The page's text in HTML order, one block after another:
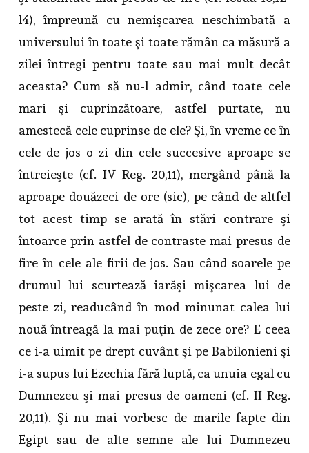
l4), împreună cu nemişcarea neschimbată a
universului în toate şi toate rămân ca măsură a
zilei întregi pentru toate sau mai mult decât
aceasta? Cum să nu-l admir, când toate cele
mari şi cuprinzătoare, astfel purtate, nu
amestecă cele cuprinse de ele? Şi, în vreme ce în
cele de jos o zi din cele succesive aproape se
întreieşte (cf. IV Reg. 20,11), mergând până la
aproape douăzeci de ore (sic), pe când de altfel
tot acest timp se arată în stări contrare şi
întoarce prin astfel de contraste mai presus de
fire în cele ale firii de jos. Sau când soarele pe
drumul lui scurtează iarăşi mişcarea lui de
peste zi, readucând în mod minunat calea lui
nouă întreagă la mai puţin de zece ore? E ceea
ce i-a uimit pe drept cuvânt şi pe Babilonieni şi
i-a supus lui Ezechia fără luptă, ca unuia egal cu
Dumnezeu şi mai presus de oameni (cf. II Reg.
20,11). Şi nu mai vorbesc de marile fapte din
Egipt sau de alte semne ale lui Dumnezeu